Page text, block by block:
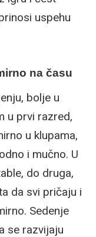
uspehu
na času
bolje u
u prvi razred,
u klupama,
i mučno. U
do druga,
da svi pričaju i
Sedenje
se razvijaju